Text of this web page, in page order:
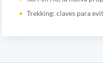
Trekking: claves para